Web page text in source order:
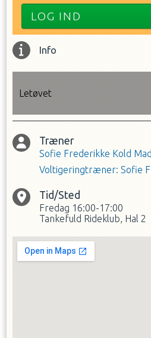
LOG IND
Info
Letøvet
Træner
Sofie Frederikke Kold
Voltigeringtræner: Sofie
Tid/Sted
Fredag 16:00-17:00
Tankefuld Rideklub, Hal 2